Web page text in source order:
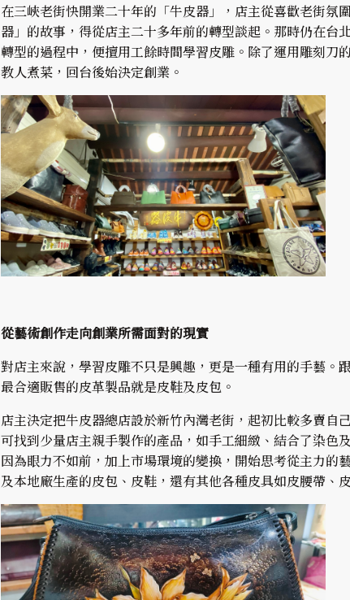
在三峽老街快開業二十年的「牛皮器」，店主從喜歡老街
器」的故事，得從店主二十多年前的轉型談起。那時仍在
轉型的過程中，便擅用工餘時間學習皮雕。除了運用雕刻刀
教人煮菜，回台後始決定創業。
從藝術創作走向創業所需面對的現實
對店主來說，學習皮雕不只是興趣，更是一種有用的手藝。
最合適販售的皮革製品就是皮鞋及皮包。
店主決定把牛皮器總店設於新竹內灣老街，起初比較多賣
可找到少量店主親手製作的產品，如手工細緻、結合了染色
因為眼力不如前，加上市場環境的變換，開始思考從主力
及本地廠生產的皮包、皮鞋，還有其他各種皮具如皮腰帶、